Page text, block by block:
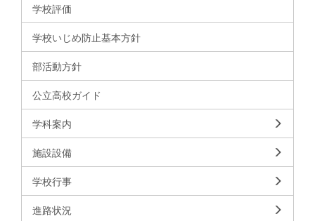
学校評価
学校いじめ防止基本方針
部活動方針
公立高校ガイド
学科案内
施設設備
学校行事
進路状況